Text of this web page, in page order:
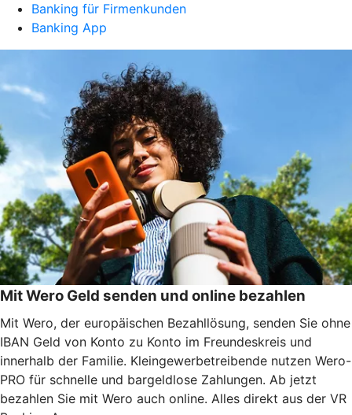
Banking für Firmenkunden
Banking App
Mit Wero Geld senden und online bezahlen
Mit Wero, der europäischen Bezahllösung, senden Sie ohne
IBAN Geld von Konto zu Konto im Freundeskreis und
innerhalb der Familie. Kleingewerbetreibende nutzen Wero-
PRO für schnelle und bargeldlose Zahlungen. Ab jetzt
bezahlen Sie mit Wero auch online. Alles direkt aus der VR